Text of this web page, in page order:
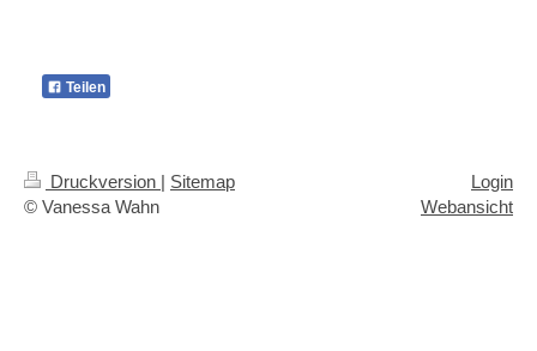
Teilen
Druckversion | Sitemap
© Vanessa Wahn
Login
Webansicht